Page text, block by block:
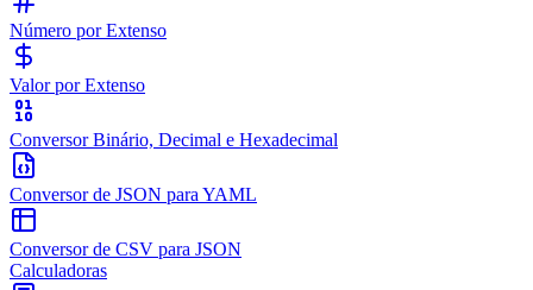
Número por Extenso
Valor por Extenso
Conversor Binário, Decimal e Hexadecimal
Conversor de JSON para YAML
Conversor de CSV para JSON
Calculadoras